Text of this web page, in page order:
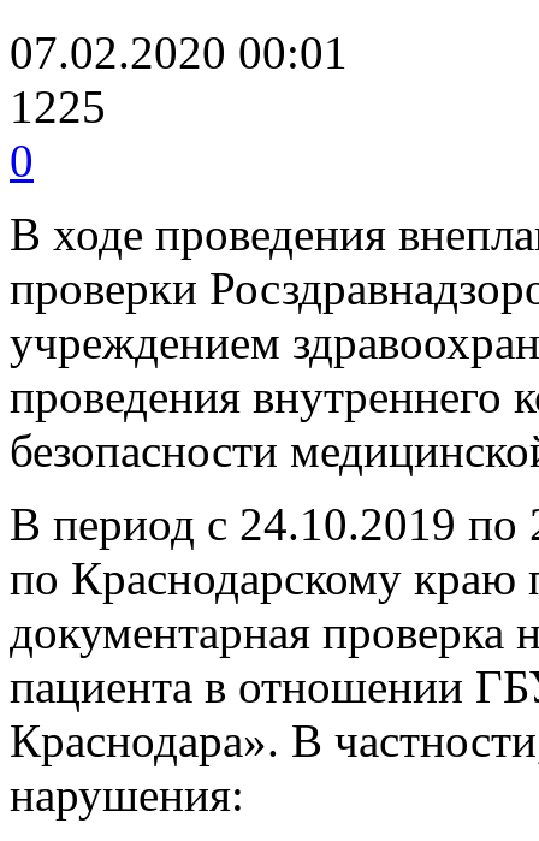
07.02.2020 00:01
1225
0
В ходе проведения
проверки
учреждением
проведения внутреннего
безопасности
В период с 24.10.2019 по
по Краснодарскому краю
документарная проверка
пациента в отношении
Краснодара». В
нарушения: